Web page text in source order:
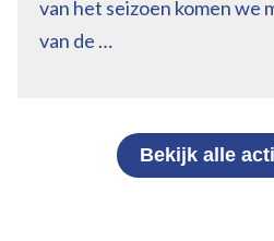
van het seizoen komen we
van de …
Bekijk alle